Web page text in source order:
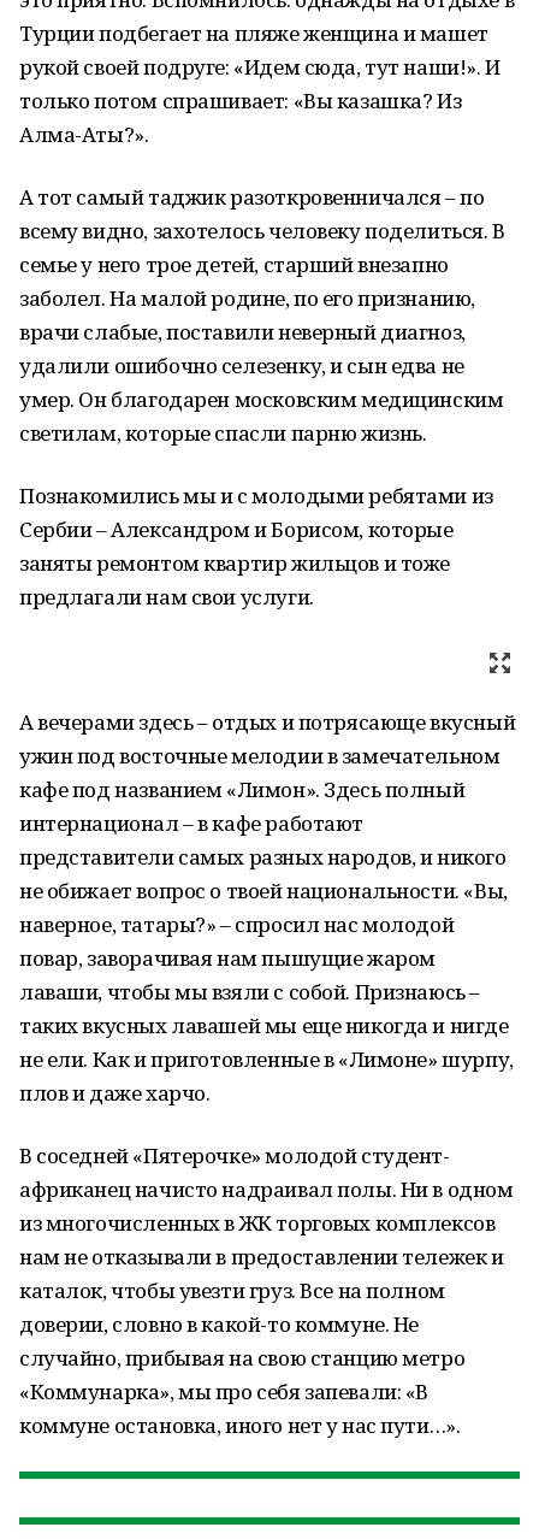
Турции подбегает на пляже женщина и машет
рукой своей подруге: «Идем сюда, тут наши!». И
только потом спрашивает: «Вы казашка? Из
Алма-Аты?».
А тот самый таджик разоткровенничался – по
всему видно, захотелось человеку поделиться. В
семье у него трое детей, старший внезапно
заболел. На малой родине, по его признанию,
врачи слабые, поставили неверный диагноз,
удалили ошибочно селезенку, и сын едва не
умер. Он благодарен московским медицинским
светилам, которые спасли парню жизнь.
Познакомились мы и с молодыми ребятами из
Сербии – Александром и Борисом, которые
заняты ремонтом квартир жильцов и тоже
предлагали нам свои услуги.
А вечерами здесь – отдых и потрясающе вкусный
ужин под восточные мелодии в замечательном
кафе под названием «Лимон». Здесь полный
интернационал – в кафе работают
представители самых разных народов, и никого
не обижает вопрос о твоей национальности. «Вы,
наверное, татары?» – спросил нас молодой
повар, заворачивая нам пышущие жаром
лаваши, чтобы мы взяли с собой. Признаюсь –
таких вкусных лавашей мы еще никогда и нигде
не ели. Как и приготовленные в «Лимоне» шурпу,
плов и даже харчо.
В соседней «Пятерочке» молодой студент-
африканец начисто надраивал полы. Ни в одном
из многочисленных в ЖК торговых комплексов
нам не отказывали в предоставлении тележек и
каталок, чтобы увезти груз. Все на полном
доверии, словно в какой-то коммуне. Не
случайно, прибывая на свою станцию метро
«Коммунарка», мы про себя запевали: «В
коммуне остановка, иного нет у нас пути…».